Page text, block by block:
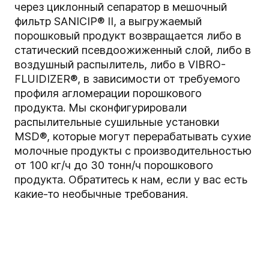
через циклонный сепаратор в мешочный
фильтр SANICIP® II, а выгружаемый
порошковый продукт возвращается либо в
статический псевдоожиженный слой, либо в
воздушный распылитель, либо в VIBRO-
FLUIDIZER®, в зависимости от требуемого
профиля агломерации порошкового
продукта. Мы сконфигурировали
распылительные сушильные установки
MSD®, которые могут перерабатывать сухие
молочные продукты с производительностью
от 100 кг/ч до 30 тонн/ч порошкового
продукта. Обратитесь к нам, если у вас есть
какие-то необычные требования.